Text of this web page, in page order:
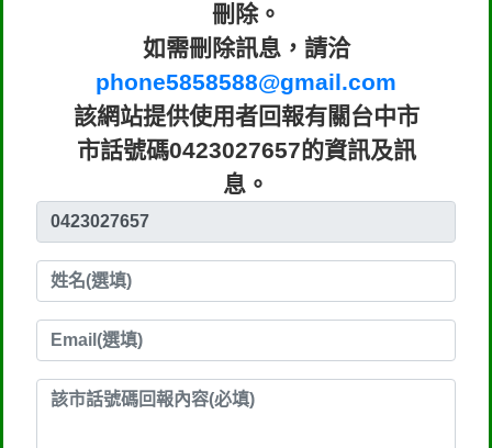
刪除。
如需刪除訊息，請洽
phone5858588@gmail.com
該網站提供使用者回報有關台中市
市話號碼0423027657的資訊及訊
息。